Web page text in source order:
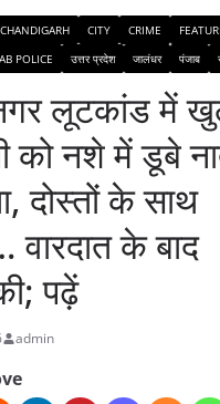
CHANDIGARH CITY CRIME
POLICE उत्तर प्रदेश जालंधर पंजाब
लूटकांड में
को नशे में डूबे
दोस्तों के साथ
वारदात के बाद
पढ़ें
admin